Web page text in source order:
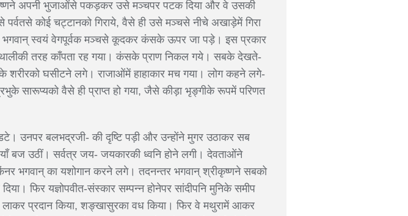
अपनी भुजाओंसे पकड़कर उसे मञ्चपर पटक दिया और वे उसकी
कोई चट्टानको गिराये, वैसे ही उसे मञ्चसे नीचे अखाड़ेमें गिरा
स्वयं वेगपूर्वक मञ्चसे कूदकर कंसके ऊपर जा पड़े। इस प्रकार
तरह काँपता रह गया। कंसके प्राण निकल गये। सबके देखते-
घसीटने लगे। राजाओंमें हाहाकार मच गया। लोग कहने लगे-
सारूप्यको वैसे ही प्राप्त हो गया, जैसे कीड़ा भृङ्गीके रूपमें परिणत
उनपर बलभद्रजी- की दृष्टि पड़ी और उन्होंने मुगर उठाकर सब
बज उठीं। सर्वत्र जय- जयकारकी ध्वनि होने लगी। देवताओंने
किंनर भगवान् का यशोगान करने लगे। तदनन्तर भगवान् श्रीकृष्णने सबको
फिर यज्ञोपवीत-संस्कार सम्पन्न होनेपर सांदीपनि मुनिके समीप
लाकर प्रदान किया, शङ्खासुरका वध किया। फिर वे मथुरामें आकर